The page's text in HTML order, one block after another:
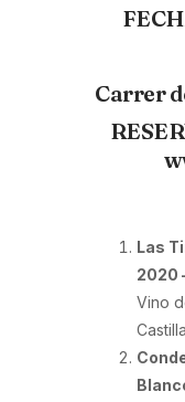
Carrer
Las
2020
Vino